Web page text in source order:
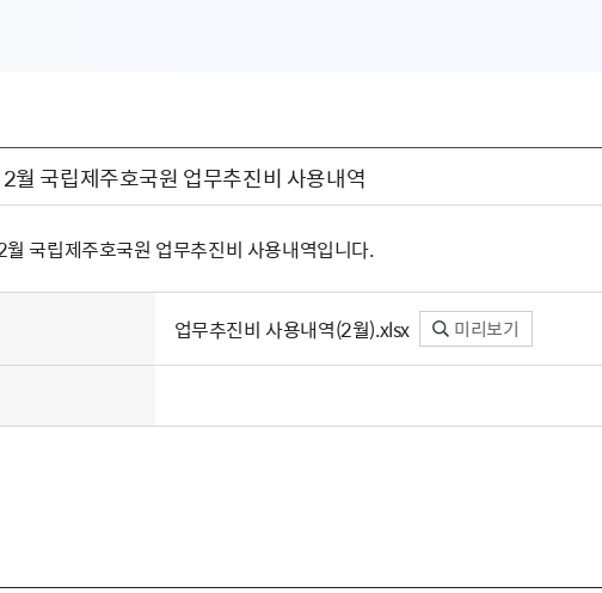
월 국립제주호국원 업무추진비 사용내역
국립제주호국원 업무추진비 사용내역입니다.
업무추진비 사용내역(2월).xlsx 미리보기